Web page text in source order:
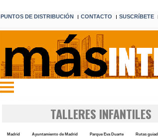
PUNTOS DE DISTRIBUCIÓN I CONTACTO I SUSCRíBETE
TALLERES INFANTILES
Madrid Ayuntamiento de Madrid Parque Eva Duarte Rutas